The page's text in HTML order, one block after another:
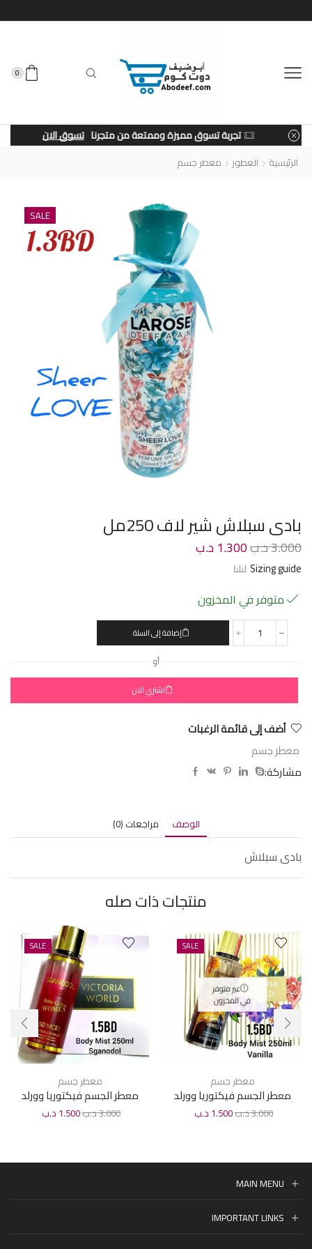
0
تجربة تسوق مميزة وممتعة من متجرنا تسوق الان
الرئيسية العطور معطر جسم
SALE
بادى سبلاش شير لاف 250مل
3.000د.ب1.300د.ب
Sizing guide
متوفر في المخزون
إضافة إلى السلة
أو
اشتري الان
أضف إلى قائمة الرغبات
معطر جسم
مشاركة:
الوصف مراجعات (0)
بادى سبلاش
منتجات ذات صله
SALE
غير متوفر
في المخزون
معطر جسم
معطر الجسم فيكتوريا وورلد
برائحة فانيلا 250 مل
3.000د.ب1.500 د.ب
SALE
معطر جسم
معطر الجسم فيكتوريا وورلد
برائحة سجانودول 250 مل
3.000د.ب1.500 د.ب
MAIN MENU
IMPORTANT LINKS